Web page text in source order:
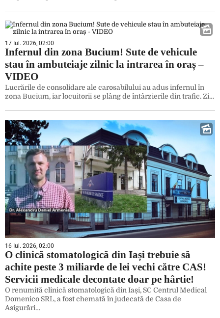
17 Iul. 2026, 02:00
Infernul din zona Bucium! Sute de vehicule
stau în ambuteiaje zilnic la intrarea în oraș –
VIDEO
Lucrările de consolidare ale carosabilului au adus infernul în
zona Bucium, iar locuitorii se plâng de întârzierile din trafic. Zi…
16 Iul. 2026, 02:00
O clinică stomatologică din Iași trebuie să
achite peste 3 miliarde de lei vechi către CAS!
Servicii medicale decontate doar pe hârtie!
O renumită clinică stomatologică din Iași, SC Centrul Medical
Domenico SRL, a fost chemată în judecată de Casa de
Asigurări…